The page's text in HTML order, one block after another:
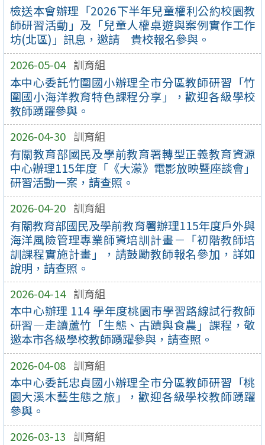
檢送本會辦理「2026下半年兒童權利公約校園教
師研習活動」及「兒童人權桌遊與案例實作工作
坊(北區)」訊息，邀請 貴校報名參與。
2026-05-04 訓育組
本中心委託竹圍國小辦理全市分區教師研習「竹
圍國小海洋教育特色課程分享」，歡迎各級學校
教師踴躍參與。
2026-04-30 訓育組
有關教育部國民及學前教育署轉型正義教育資源
中心辦理115年度「《大濛》電影放映暨座談會」
研習活動一案，請查照。
2026-04-20 訓育組
有關教育部國民及學前教育署辦理115年度戶外與
海洋風險管理專業師資培訓計畫－「初階教師培
訓課程實施計畫」，請鼓勵教師報名參加，詳如
說明，請查照。
2026-04-14 訓育組
本中心辦理 114 學年度桃園市學習路線試行教師
研習—走讀蘆竹「生態、古蹟與食農」課程，敬
邀本市各級學校教師踴躍參與，請查照。
2026-04-08 訓育組
本中心委託忠貞國小辦理全市分區教師研習「桃
園大溪木藝生態之旅」，歡迎各級學校教師踴躍
參與。
2026-03-13 訓育組